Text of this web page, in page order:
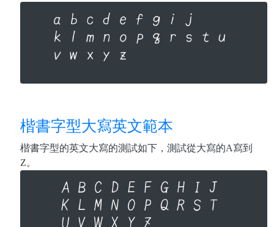
楷書字型大寫英文範本
楷書字型的英文大寫的測試如下，測試從大寫的A寫到
Z。